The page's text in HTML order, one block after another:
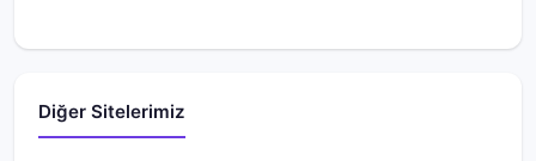
Diğer Sitelerimiz